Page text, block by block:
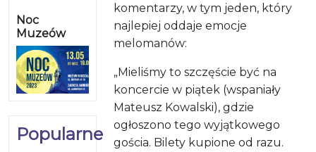
Noc
Muzeów
Popularne
komentarzy, w tym jeden, który
najlepiej oddaje emocje
melomanów:
„Mieliśmy to szczęście być na
koncercie w piątek (wspaniały
Mateusz Kowalski), gdzie
ogłoszono tego wyjątkowego
gościa. Bilety kupione od razu.